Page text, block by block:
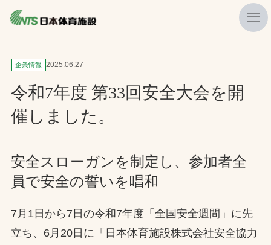
私たちの強み
ニュース
プレスリリース
製品・サービス一覧
施工・管理実績一覧
採用情報
企業情報 2025.06.27
令和7年度 第33回安全大会を開
催しました。
安全スローガンを制定し、参加者全
員で安全の誓いを唱和
7月1日から7日の令和7年度「全国安全週間」に先
立ち、6月20日に「日本体育施設株式会社安全協力